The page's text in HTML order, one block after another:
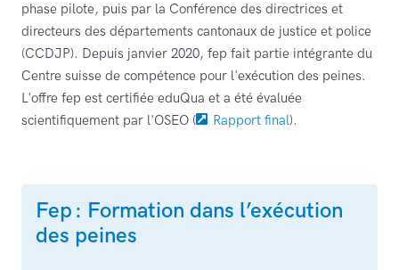
phase pilote, puis par la Conférence des directrices et
directeurs des départements cantonaux de justice et police
(CCDJP). Depuis janvier 2020, fep fait partie intégrante du
Centre suisse de compétence pour l'exécution des peines.
L'offre fep est certifiée eduQua et a été évaluée
scientifiquement par l'OSEO (
Rapport final).
Fep : Formation dans l’exécution
des peines